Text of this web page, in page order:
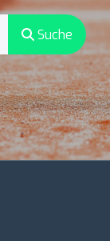
Suche